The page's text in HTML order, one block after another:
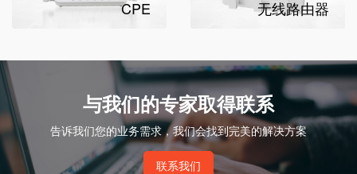
CPE 无线路由器
与我们的专家取得联系
告诉我们您的业务需求，我们会找到完美的解决方案
联系我们